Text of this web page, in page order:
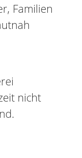
Familien
nicht